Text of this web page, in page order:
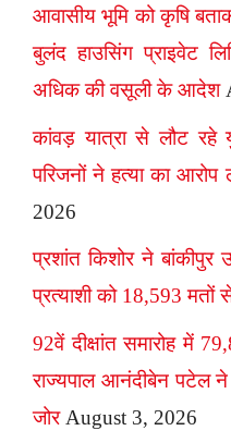
आवासीय भूमि को कृषि
बुलंद हाउसिंग प्राइवेट
अधिक की वसूली के आदेश
कांवड़ यात्रा से लौट
परिजनों ने हत्या का आरोप
2026
प्रशांत किशोर ने बांकीपुर
प्रत्याशी को 18,593 मतों
92वें दीक्षांत समारोह में
राज्यपाल आनंदीबेन पटेल ने
जोर August 3, 2026